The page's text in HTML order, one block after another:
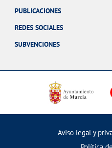
PUBLICACIONES
REDES SOCIALES
SUBVENCIONES
Aviso legal y